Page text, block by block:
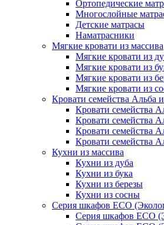
Ортопедические
Многослойные
Детские матрасы
Наматрасники
Мягкие кровати из массива
Мягкие кровати из
Мягкие кровати из
Мягкие кровати из
Мягкие кровати из
Кровати семейства Альба
Кровати семейства
Кровати семейства
Кровати семейства
Кровати семейства
Кухни из массива
Кухни из дуба
Кухни из бука
Кухни из березы
Кухни из сосны
Серия шкафов ECO
Серия шкафов ECO